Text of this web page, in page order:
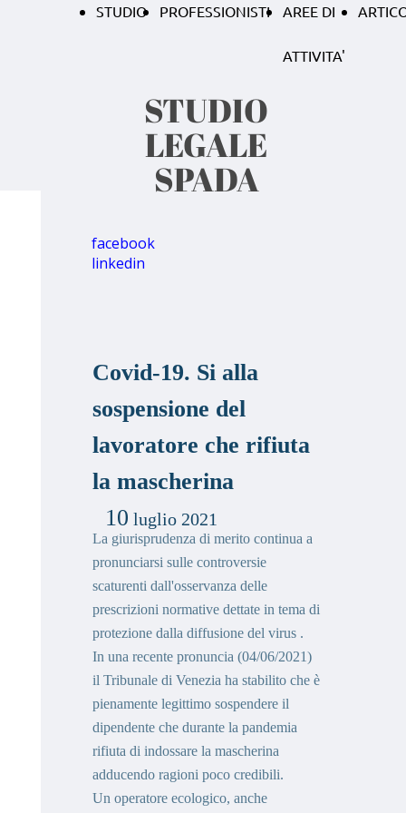
STUDIO PROFESSIONISTI AREE DI
ATTIVITA'
STUDIO
LEGALE
SPADA
facebook
linkedin
Covid-19. Si alla
sospensione del
lavoratore che rifiuta
la mascherina
10 luglio 2021
La giurisprudenza di merito continua a
pronunciarsi sulle controversie
scaturenti dall'osservanza delle
prescrizioni normative dettate in tema di
protezione dalla diffusione del virus .
In una recente pronuncia (04/06/2021)
il Tribunale di Venezia ha stabilito che è
pienamente legittimo sospendere il
dipendente che durante la pandemia
rifiuta di indossare la mascherina
adducendo ragioni poco credibili.
Un operatore ecologico, anche